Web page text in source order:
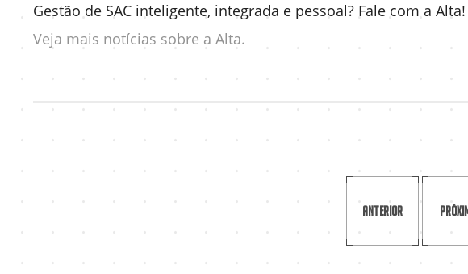
Gestão de SAC inteligente, integrada e pessoal? Fale com a
Veja mais notícias sobre a Alta.
Anterior